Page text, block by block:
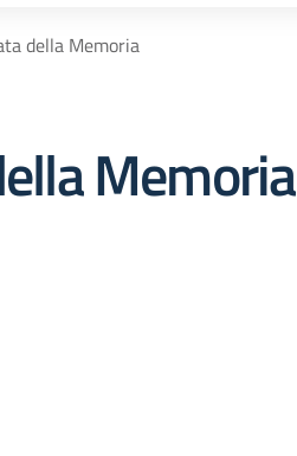
della Memoria
Memoria